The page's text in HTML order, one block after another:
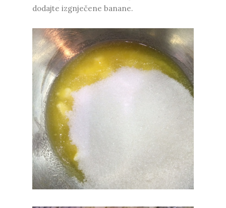
dodajte izgnječene banane.